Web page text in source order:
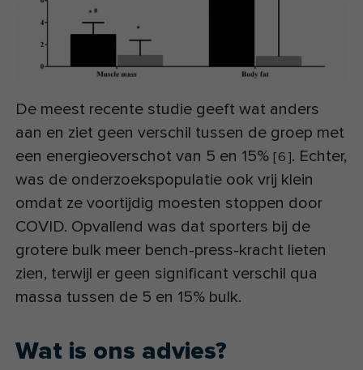
De meest recente studie geeft wat anders
aan en ziet geen verschil tussen de groep met
een energieoverschot van 5 en 15% [6]. Echter,
was de onderzoekspopulatie ook vrij klein
omdat ze voortijdig moesten stoppen door
COVID. Opvallend was dat sporters bij de
grotere bulk meer bench-press-kracht lieten
zien, terwijl er geen significant verschil qua
massa tussen de 5 en 15% bulk.
Wat is ons advies?